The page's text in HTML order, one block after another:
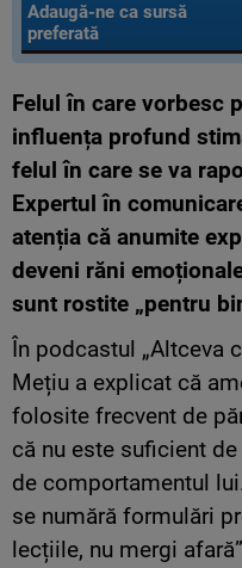
Adaugă-ne ca sursă
preferată
Felul în care vorbesc
influența profund
felul în care se va
Expertul în
atenția că anumite
deveni răni
sunt rostite „pentru
În podcastul „Altceva
Mețiu a explicat că
folosite frecvent de
că nu este suficient
de comportamentul
se numără formulări
lecțiile, nu mergi